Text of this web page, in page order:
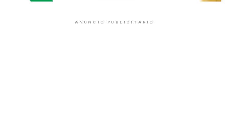
ANUNCIO PUBLICITARIO